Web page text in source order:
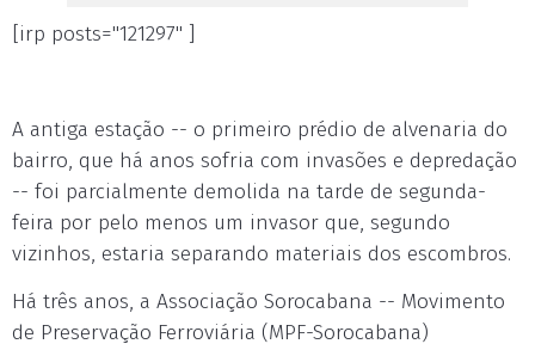
[irp posts="121297" ]
A antiga estação -- o primeiro prédio de alvenaria do
bairro, que há anos sofria com invasões e depredação
-- foi parcialmente demolida na tarde de segunda-
feira por pelo menos um invasor que, segundo
vizinhos, estaria separando materiais dos escombros.
Há três anos, a Associação Sorocabana -- Movimento
de Preservação Ferroviária (MPF-Sorocabana)